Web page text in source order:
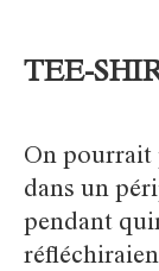
TEE-
On pourrait
dans un
pendant